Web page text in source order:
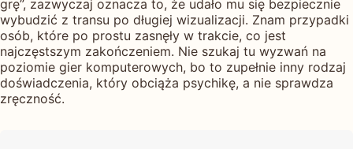
grę”, zazwyczaj oznacza to, że udało mu się bezpiecznie
wybudzić z transu po długiej wizualizacji. Znam przypadki
osób, które po prostu zasnęły w trakcie, co jest
najczęstszym zakończeniem. Nie szukaj tu wyzwań na
poziomie gier komputerowych, bo to zupełnie inny rodzaj
doświadczenia, który obciąża psychikę, a nie sprawdza
zręczność.